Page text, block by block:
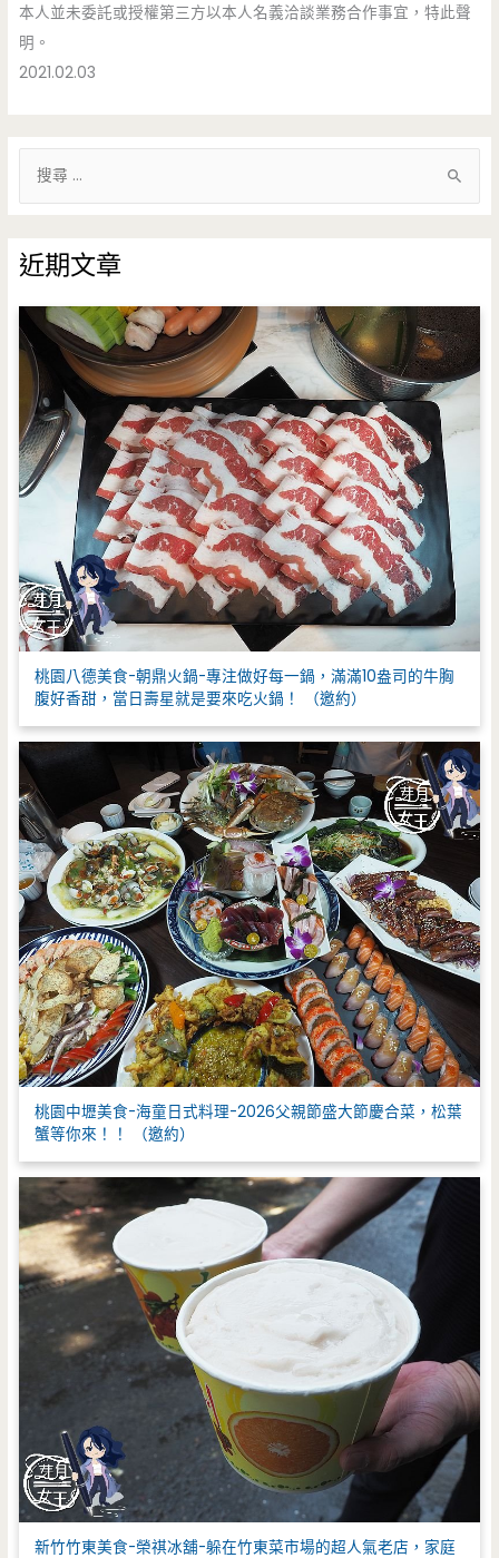
本人並未委託或授權第三方以本人名義洽談業務合作事宜，特此聲
明。
2021.02.03
鍵
字
:
近期文章
桃園八德美食-朝鼎火鍋-專注做好每一鍋，滿滿10盎司的牛胸
腹好香甜，當日壽星就是要來吃火鍋！ （邀約）
桃園中壢美食-海童日式料理-2026父親節盛大節慶合菜，松葉
蟹等你來！！ （邀約）
新竹竹東美食-榮祺冰舖-躲在竹東菜市場的超人氣老店，家庭